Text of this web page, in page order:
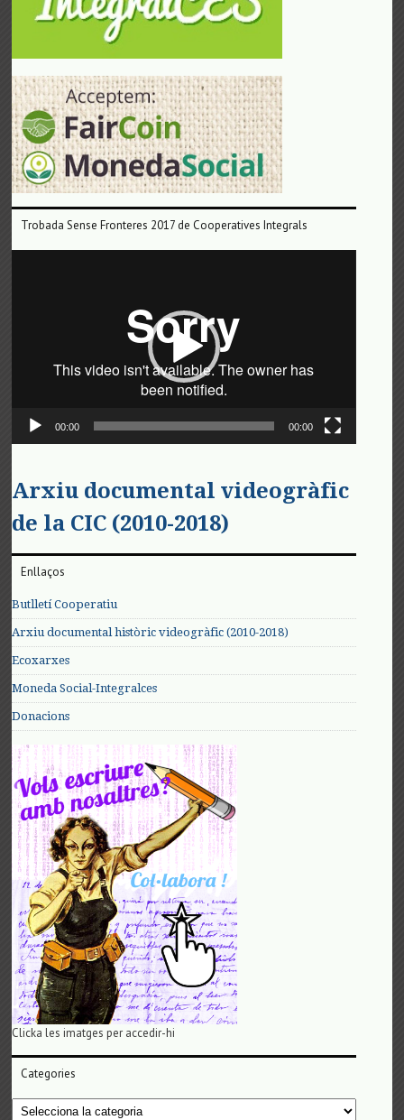
Trobada Sense Fronteres 2017 de Cooperatives Integrals
00:00 00:00
Arxiu documental videogràfic
de la CIC (2010-2018)
Enllaços
Butlletí Cooperatiu
Arxiu documental històric videogràfic (2010-2018)
Ecoxarxes
Moneda Social-Integralces
Donacions
Clicka les imatges per accedir-hi
Categories
Categories